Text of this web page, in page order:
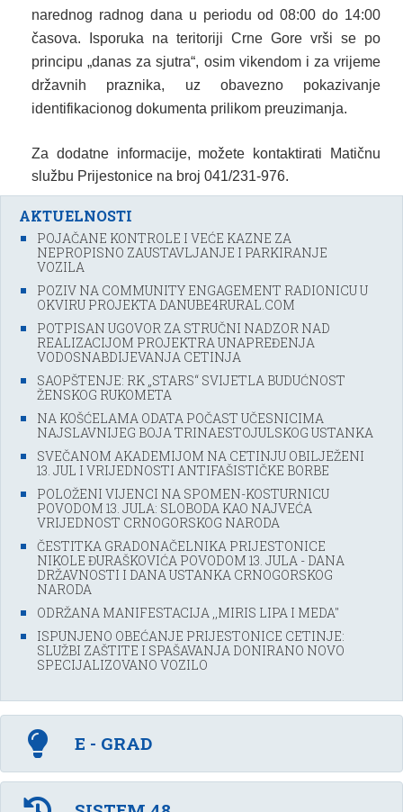
narednog radnog dana u periodu od 08:00 do 14:00
časova. Isporuka na teritoriji Crne Gore vrši se po
principu „danas za sjutra“, osim vikendom i za vrijeme
državnih praznika, uz obavezno pokazivanje
identifikacionog dokumenta prilikom preuzimanja.
Za dodatne informacije, možete kontaktirati Matičnu
službu Prijestonice na broj 041/231-976.
AKTUELNOSTI
POJAČANE KONTROLE I VEĆE KAZNE ZA
NEPROPISNO ZAUSTAVLJANJE I PARKIRANJE
VOZILA
POZIV NA COMMUNITY ENGAGEMENT RADIONICU U
OKVIRU PROJEKTA DANUBE4RURAL.COM
POTPISAN UGOVOR ZA STRUČNI NADZOR NAD
REALIZACIJOM PROJEKTRA UNAPREĐENJA
VODOSNABDIJEVANJA CETINJA
SAOPŠTENJE: RK „STARS“ SVIJETLA BUDUĆNOST
ŽENSKOG RUKOMETA
NA KOŠĆELAMA ODATA POČAST UČESNICIMA
NAJSLAVNIJEG BOJA TRINAESTOJULSKOG USTANKA
SVEČANOM AKADEMIJOM NA CETINJU OBILJEŽENI
13. JUL I VRIJEDNOSTI ANTIFAŠISTIČKE BORBE
POLOŽENI VIJENCI NA SPOMEN-KOSTURNICU
POVODOM 13. JULA: SLOBODA KAO NAJVEĆA
VRIJEDNOST CRNOGORSKOG NARODA
ČESTITKA GRADONAČELNIKA PRIJESTONICE
NIKOLE ĐURAŠKOVIĆA POVODOM 13. JULA - DANA
DRŽAVNOSTI I DANA USTANKA CRNOGORSKOG
NARODA
ODRŽANA MANIFESTACIJA ,,MIRIS LIPA I MEDA''
ISPUNJENO OBEĆANJE PRIJESTONICE CETINJE:
SLUŽBI ZAŠTITE I SPAŠAVANJA DONIRANO NOVO
SPECIJALIZOVANO VOZILO
E - GRAD